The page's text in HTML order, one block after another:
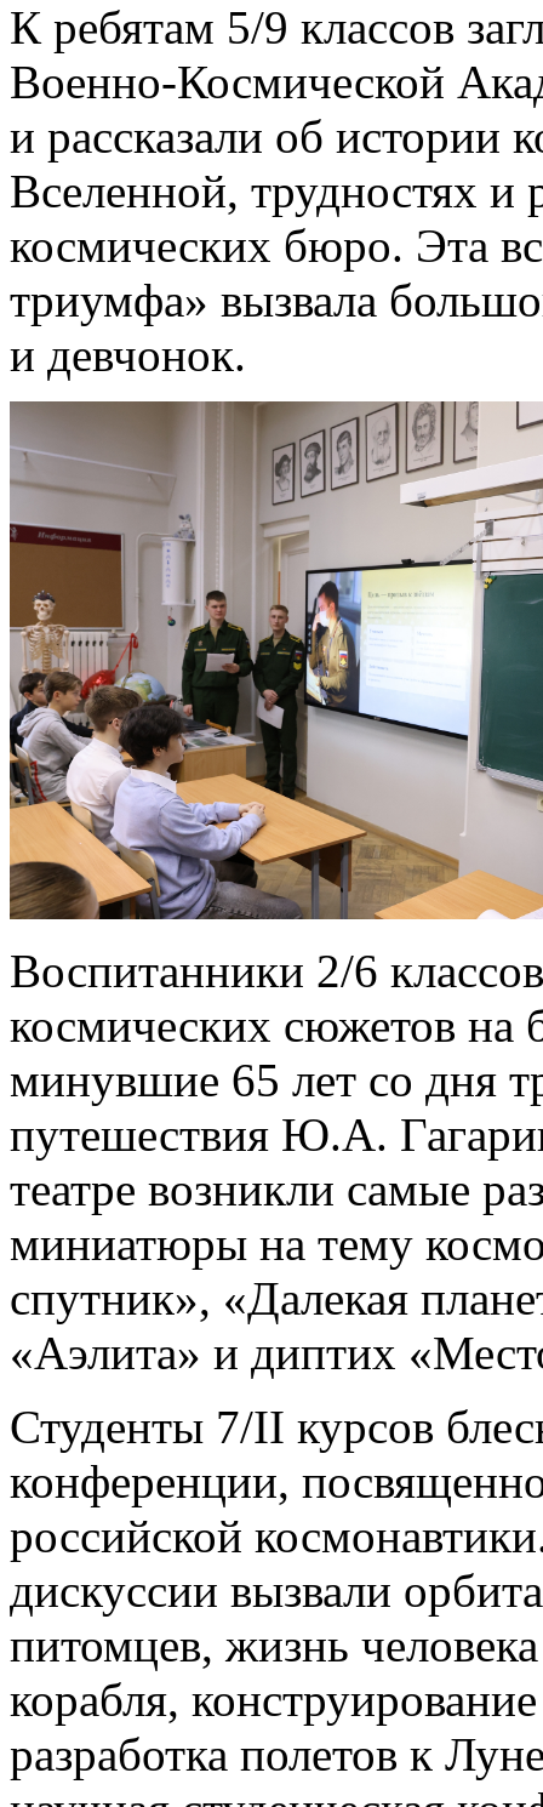
К ребятам 5/9 классов
Военно-Космической
и рассказали об истории
Вселенной, трудностях и
космических бюро. Эта
триумфа» вызвала
и девчонок.
Воспитанники 2/6
космических сюжетов на
минувшие 65 лет со дня
путешествия Ю.А.
театре возникли самые
миниатюры на тему
спутник», «Далекая
«Аэлита» и диптих
Студенты 7/II курсов
конференции,
российской
дискуссии вызвали
питомцев, жизнь
корабля,
разработка полетов к